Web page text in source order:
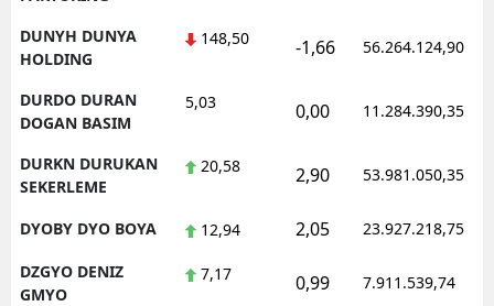
DUNYH DUNYA
HOLDING
148,50 -1,66 56.264.124,90
DURDO DURAN
DOGAN BASIM
5,03 0,00 11.284.390,35
DURKN DURUKAN
SEKERLEME
20,58 2,90 53.981.050,35
DYOBY DYO BOYA 12,94 2,05 23.927.218,75
DZGYO DENIZ
GMYO
7,17 0,99 7.911.539,74